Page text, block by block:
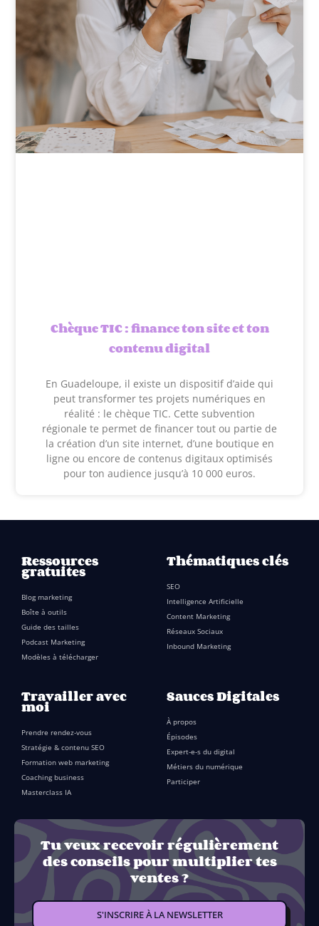
Chèque TIC : finance ton site et ton
contenu digital
En Guadeloupe, il existe un dispositif d’aide qui
peut transformer tes projets numériques en
réalité : le chèque TIC. Cette subvention
régionale te permet de financer tout ou partie de
la création d’un site internet, d’une boutique en
ligne ou encore de contenus digitaux optimisés
pour ton audience jusqu’à 10 000 euros.
Ressources
gratuites
Blog marketing
Boîte à outils
Guide des tailles
Podcast Marketing
Modèles à télécharger
Thématiques clés
SEO
Intelligence Artificielle
Content Marketing
Réseaux Sociaux
Inbound Marketing
Travailler avec
moi
Prendre rendez-vous
Stratégie & contenu SEO
Formation web marketing
Coaching business
Masterclass IA
Sauces Digitales
À propos
Épisodes
Expert-e-s du digital
Métiers du numérique
Participer
Tu veux recevoir régulièrement
des conseils pour multiplier tes
ventes ?
S'INSCRIRE À LA NEWSLETTER